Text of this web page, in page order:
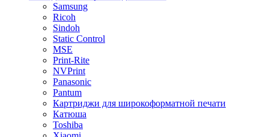
Samsung
Ricoh
Sindoh
Static Control
MSE
Print-Rite
NVPrint
Panasonic
Pantum
Картриджи для широкоформатной печати
Катюша
Toshiba